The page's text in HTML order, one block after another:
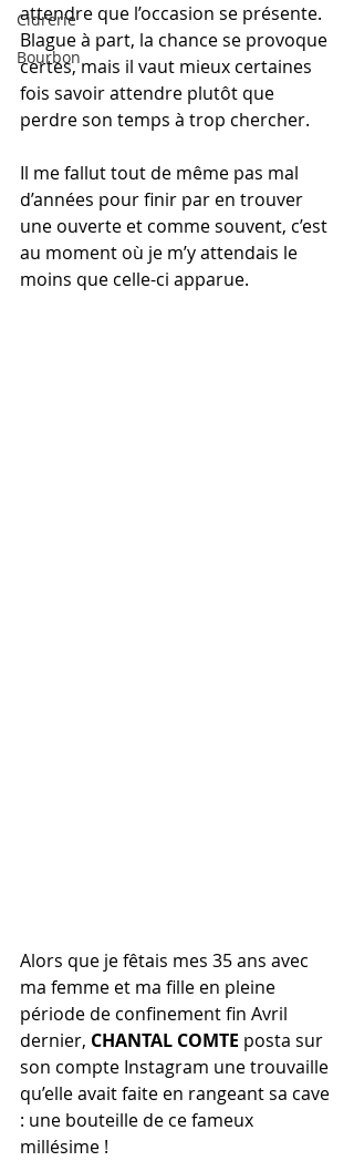
Cidrerie
Bourbon
attendre que l’occasion se présente.
Blague à part, la chance se provoque
certes, mais il vaut mieux certaines
fois savoir attendre plutôt que
perdre son temps à trop chercher.
Il me fallut tout de même pas mal
d’années pour finir par en trouver
une ouverte et comme souvent, c’est
au moment où je m’y attendais le
moins que celle-ci apparue.
Alors que je fêtais mes 35 ans avec
ma femme et ma fille en pleine
période de confinement fin Avril
dernier, CHANTAL COMTE posta sur
son compte Instagram une trouvaille
qu’elle avait faite en rangeant sa cave
: une bouteille de ce fameux
millésime !